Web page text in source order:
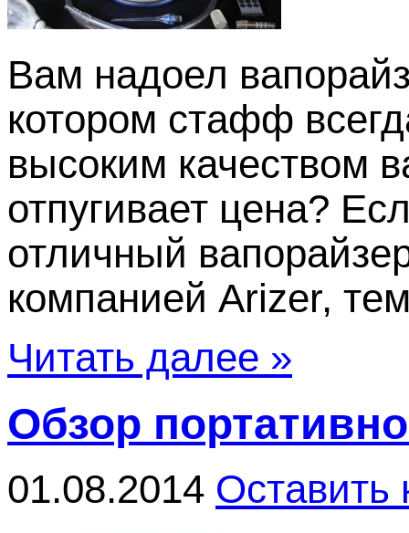
Вам надоел
котором стафф
высоким качеством
отпугивает цена?
отличный
компанией Arizer,
Читать далее »
Обзор
01.08.2014 Оставить